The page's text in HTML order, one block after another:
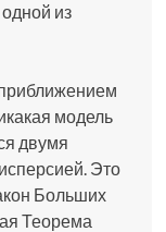
из
модель
двумя
Это
Больших
Теорема